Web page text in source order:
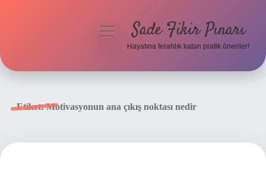
menüyüSade Fikir Pınarı
Hayatına ferahlık katan pratik öneriler!
Etiket:Motivasyonun ana çıkış noktası nedir